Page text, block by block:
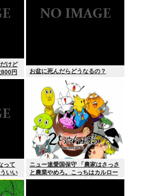
けど
円
の場
お盆に死んだらどうなるの？
って
いい
ン引き
ニュー速愛国保守 「農家はさっさ
と農業やめろ。こっちはカルロー
ズでいいんだから。農業されたら